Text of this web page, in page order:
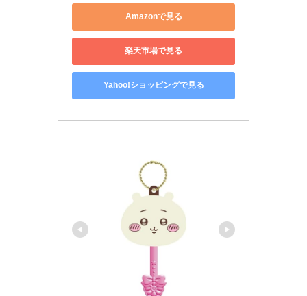
Amazonで見る
楽天市場で見る
Yahoo!ショッピングで見る